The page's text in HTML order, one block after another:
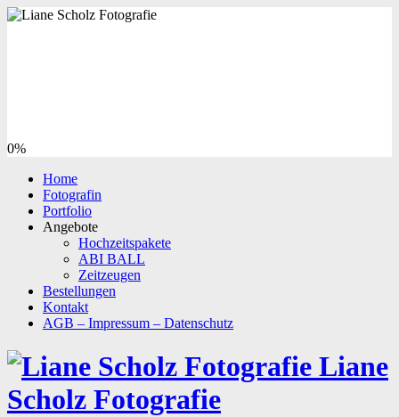
0%
Home
Fotografin
Portfolio
Angebote
Hochzeitspakete
ABI BALL
Zeitzeugen
Bestellungen
Kontakt
AGB – Impressum – Datenschutz
Liane
Scholz Fotografie